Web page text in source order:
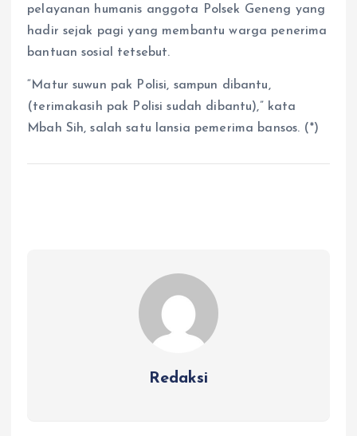
pelayanan humanis anggota Polsek Geneng yang
hadir sejak pagi yang membantu warga penerima
bantuan sosial tetsebut.
“Matur suwun pak Polisi, sampun dibantu,
(terimakasih pak Polisi sudah dibantu),” kata
Mbah Sih, salah satu lansia pemerima bansos. (*)
Redaksi